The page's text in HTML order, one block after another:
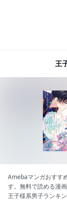
王
Amebaマンガおすす
す。無料で読める漫
王子様系男子ランキ